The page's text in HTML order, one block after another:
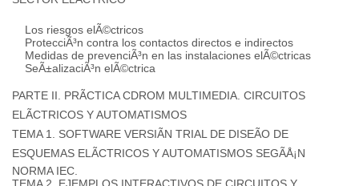
Los riesgos elÃ©ctricos
ProtecciÃ³n contra los contactos directos e indirectos
Medidas de prevenciÃ³n en las instalaciones elÃ©ctricas
SeÃ±alizaciÃ³n elÃ©ctrica
PARTE II. PRÃCTICA CDROM MULTIMEDIA. CIRCUITOS
ELÃCTRICOS Y AUTOMATISMOS
TEMA 1. SOFTWARE VERSIÃN TRIAL DE DISEÃO DE
ESQUEMAS ELÃCTRICOS Y AUTOMATISMOS SEGÃÅ¡N
NORMA IEC.